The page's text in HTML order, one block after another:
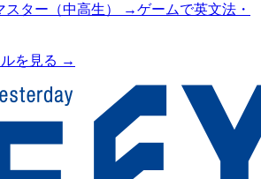
ター（中高生）
→ゲームで英文法・
ルを見る →